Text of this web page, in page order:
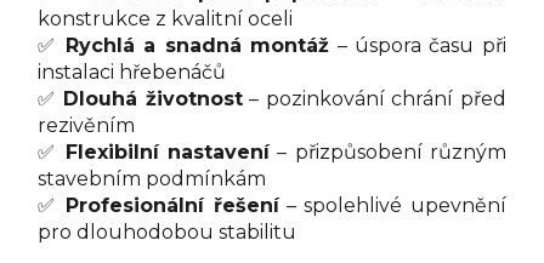
konstrukce z kvalitní oceli
✅ Rychlá a snadná montáž – úspora času při
instalaci hřebenáčů
✅ Dlouhá životnost – pozinkování chrání před
rezivěním
✅ Flexibilní nastavení – přizpůsobení různým
stavebním podmínkám
✅ Profesionální řešení – spolehlivé upevnění
pro dlouhodobou stabilitu